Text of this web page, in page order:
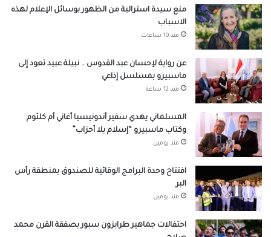
منع سيدة استرالية من الظهور بوسائل الإعلام لهذه
الاسباب
منذ 10 ساعات
عن رواية لإحسان عبد القدوس .. نبيلة عبيد تعود إلى
ماسبيرو بمسلسل إذاعي
منذ 12 ساعة
المسلماني يهدي سفير أندونيسيا أغاني أم كلثوم
وكتاب ماسبيرو “إسلام بلا أحزاب”
منذ يومين
افتتاح وحدة البرامج الوقائية للصندوق بمنطقة رأس
البر
منذ يومين
احتفالات جماهير طرابزون سبور بصفقة القرن محمد